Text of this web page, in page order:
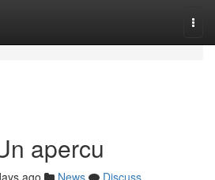
apercu
ago News
Discuss